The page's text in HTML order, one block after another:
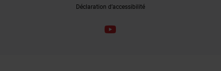
Déclaration d’accessibilité